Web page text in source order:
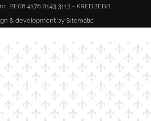
BE08 4176 0143 3113 - KREDBEBB
& development by Sitematic